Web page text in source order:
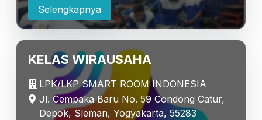
Selengkapnya
KELAS WIRAUSAHA
LPK/LKP SMART ROOM INDONESIA
Jl. Cempaka Baru No. 59 Condong Catur,
Depok, Sleman, Yogyakarta, 55283